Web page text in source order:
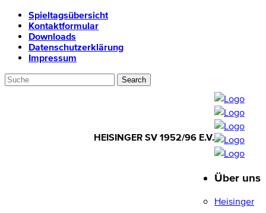
Spieltagsübersicht
Kontaktformular
Downloads
Datenschutzerklärung
Impressum
HEISINGER SV 1952/96 E.V.
1952/96 E.V.
Über uns
Heisinger